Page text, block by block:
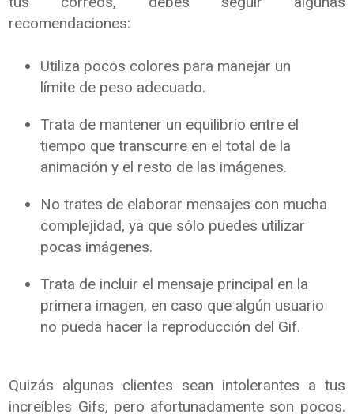
recomendaciones:
Utiliza pocos colores para manejar un
límite de peso adecuado.
Trata de mantener un equilibrio entre el
tiempo que transcurre en el total de la
animación y el resto de las imágenes.
No trates de elaborar mensajes con mucha
complejidad, ya que sólo puedes utilizar
pocas imágenes.
Trata de incluir el mensaje principal en la
primera imagen, en caso que algún usuario
no pueda hacer la reproducción del Gif.
Quizás algunas clientes sean intolerantes a tus
increíbles Gifs, pero afortunadamente son pocos.